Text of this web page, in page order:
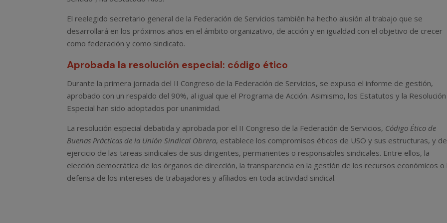
El reelegido secretario general de la Federación de Servicios también ha hecho alusión al trabajo que se
desarrollará en los próximos años en el ámbito organizativo, de acción y en igualdad con el objetivo de crecer
como federación y como sindicato.
Aprobada la resolución especial: código ético
Durante la primera jornada del II Congreso de la Federación de Servicios, se expuso el informe de gestión,
aprobado con un respaldo del 90%, al igual que el Programa de Acción. Asimismo, los Estatutos y la Resolución
Especial han sido adoptados por unanimidad.
La resolución especial debatida y aprobada por el II Congreso de la Federación de Servicios, Código Ético de
Buenas Prácticas de la Unión Sindical Obrera, establece los compromisos éticos de USO y sus estructuras, y
ejercicio de las tareas sindicales de sus dirigentes, permanentes o responsables sindicales. Entre ellos, la
elección democrática de los órganos de dirección, la transparencia en la gestión de los recursos económicos o
defensa de los intereses de trabajadores y afiliados en toda actividad sindical.